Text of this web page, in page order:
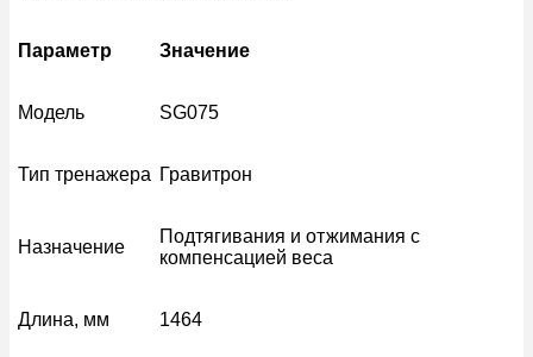
Параметр Значение
Модель SG075
Тип тренажера Гравитрон
Назначение
Подтягивания и отжимания с
компенсацией веса
Длина, мм 1464